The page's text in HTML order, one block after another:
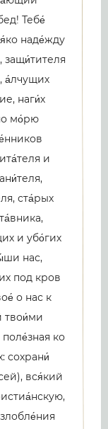
Тебе́
наде́жду
защи́тителя
а́лчущих
наги́х
мо́рю
и
ста́рых
и убо́гих
нас,
под кров
о нас к
твои́ми
ко
сохрани́
вся́кий